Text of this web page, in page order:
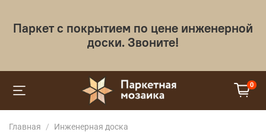
Паркет с покрытием по цене инженерной
доски. Звоните!
0
Главная Инженерная доска